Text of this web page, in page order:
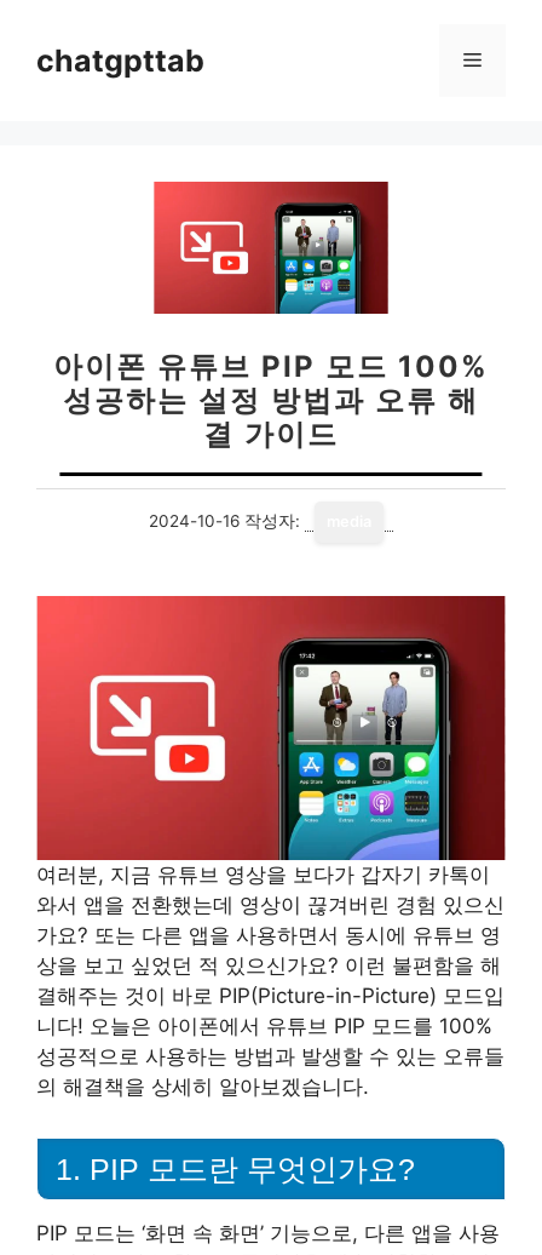
chatgpttab 메
아이폰 유튜브 PIP 모드 100%
성공하는 설정 방법과 오류 해
결 가이드
2024-10-16 작성자:
여러분, 지금 유튜브 영상을 보다가 갑자기 카톡이
와서 앱을 전환했는데 영상이 끊겨버린 경험 있으신
가요? 또는 다른 앱을 사용하면서 동시에 유튜브 영
상을 보고 싶었던 적 있으신가요? 이런 불편함을 해
결해주는 것이 바로 PIP(Picture-in-Picture) 모드입
니다! 오늘은 아이폰에서 유튜브 PIP 모드를 100%
성공적으로 사용하는 방법과 발생할 수 있는 오류들
의 해결책을 상세히 알아보겠습니다.
1. PIP 모드란 무엇인가요?
PIP 모드는 ‘화면 속 화면’ 기능으로, 다른 앱을 사용